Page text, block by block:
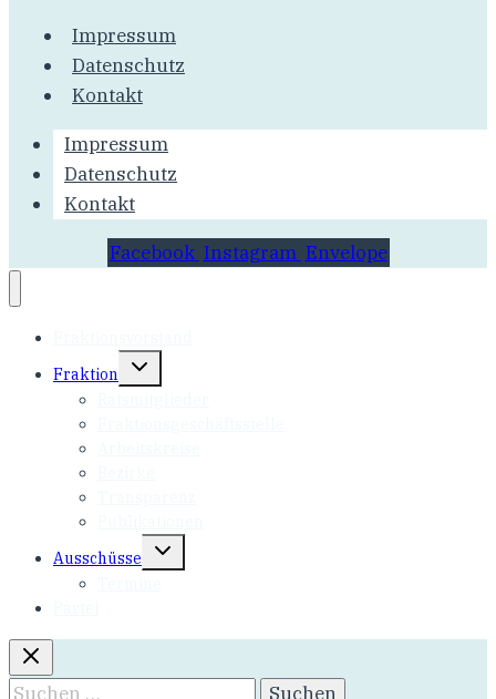
Impressum
Datenschutz
Kontakt
Impressum
Datenschutz
Kontakt
Facebook Instagram Envelope
Fraktion
Untermenü
Ausschüsse
Untermenü
Suchen